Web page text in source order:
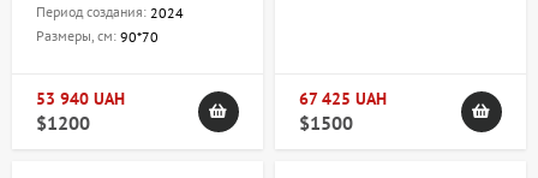
Период создания: 2024
Размеры, см: 90*70
53 940 UAH
$1200
67 425 UAH
$1500